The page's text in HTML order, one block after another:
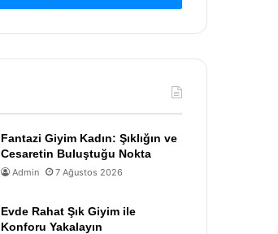
Fantazi Giyim Kadın: Şıklığın ve
Cesaretin Buluştuğu Nokta
Admin 7 Ağustos 2026
Evde Rahat Şık Giyim ile
Konforu Yakalayın